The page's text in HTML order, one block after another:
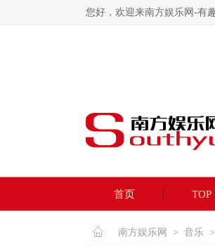
您好，欢迎来南方娱乐网-有
首页 TOP
南方娱乐网 > 音乐 >